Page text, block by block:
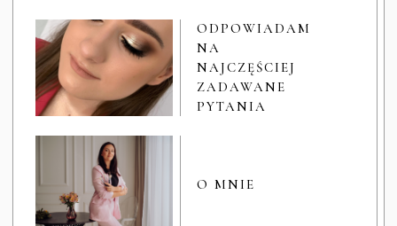
ODPOWIADAM
NA
NAJCZĘŚCIEJ
ZADAWANE
PYTANIA
O MNIE